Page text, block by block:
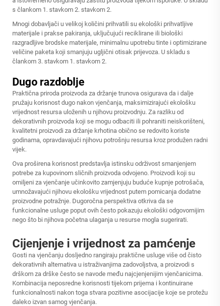
s člankom 1. stavkom 2. stavkom 2.
Mnogi dobavljači u velikoj količini prihvatili su ekološki prihvatljive
materijale i prakse pakiranja, uključujući reciklirane ili biološki
razgradljive brodske materijale, minimalnu upotrebu tinte i optimizirane
veličine paketa koji smanjuju ugljični otisak prijevoza. U skladu s
člankom 3. stavkom 1. stavkom 2.
Dugo razdoblje
Praktična priroda proizvoda za držanje trunova osigurava da i dalje
pružaju korisnost dugo nakon vjenčanja, maksimizirajući ekološku
vrijednost resursa uloženih u njihovu proizvodnju. Za razliku od
dekorativnih proizvoda koji se mogu odbaciti ili pohraniti neiskorišteni,
kvalitetni proizvodi za držanje krhotina obično se redovito koriste
godinama, opravdavajući njihovu potrošnju resursa kroz produžen radni
vijek.
Ova proširena korisnost predstavlja istinsku održivost smanjenjem
potrebe za kupovinom sličnih proizvoda odvojeno. Proizvodi koji su
omiljeni za vjenčanje učinkovito zamjenjuju buduće kupnje potrošača,
umnožavajući njihovu ekološku vrijednost putem pomicanja dodatne
proizvodne potražnje. Dugoročna perspektiva otkriva da se
funkcionalne usluge poput ovih često pokazuju ekološki odgovornijim
nego što bi njihova početna ulaganja u resurse mogla sugerirati.
Cijenjenje i vrijednost za pamćenje
Gosti na vjenčanju dosljedno rangiraju praktične usluge više od čisto
dekorativnih alternativa u istraživanjima zadovoljstva, a proizvodi s
drškom za drške često se navode među najcjenjenijim vjenčanicima.
Kombinacija neposredne korisnosti tijekom prijema i kontinuirane
funkcionalnosti nakon toga stvara pozitivne asocijacije koje se protežu
daleko izvan samog vjenčanja.